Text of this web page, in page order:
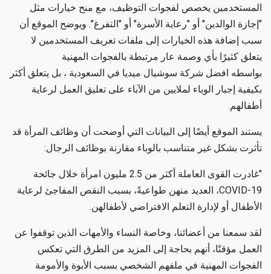
المستخدمين يخصص لفجوات التوظيف، مع منح خيارات مثل
"إجازة الوالدين" أو "رعاية الأسرة" أو "التفرغ". ويوضح الموقع أن
سبب إضافة هذه الخيارات إلى ملفات تعريف المستخدمين لا
يتعلق كثيرًا بأي وصمة عار مرتبطة بالفجوات المهنية
بواسطه افضل شركة سوشيال ميديا في السعودية ، بل يتعلق أكثر
بكيفية إجبار الوباء لملايين من الآباء على تعليق العمل لرعاية
أطفالهم.
يستند الموقع أيضًا إلى البيانات التي أوضحت أن وظائف المرأة قد
تأثرت بشكل غير متناسب بالوباء مقارنة بوظائف الرجال:
"غادرت القوى العاملة أكثر من 2.5 مليون امرأة خلال جائحة
COVID-19، العديد منهن طواعيةً، بسبب النقص المفاجئ لرعاية
الأطفال أو لإدارة التعلم الافتراضي لأطفالهن.
لقد سمعنا من أعضائنا، وخاصة النساء والأمهات الذين توقفوا عن
العمل مؤقتًا، أنهم بحاجة إلى المزيد من الطرق التي تعكس
الفجوات المهنية في ملفهم الشخصي بسبب الأبوة والأمومة